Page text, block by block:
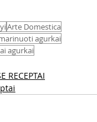
Arte Domestica
agurkai
agurkai
RECEPTAI